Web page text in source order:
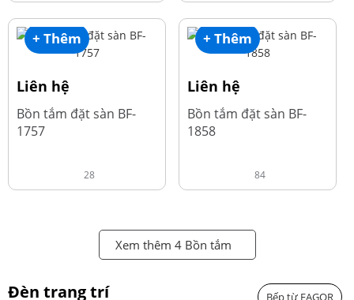
+ Thêm
Liên hệ
Bồn tắm đặt sàn BF-
1757
28
+ Thêm
Liên hệ
Bồn tắm đặt sàn BF-
1858
84
Xem thêm 4 Bồn tắm
Đèn trang trí Bếp từ FAGOR